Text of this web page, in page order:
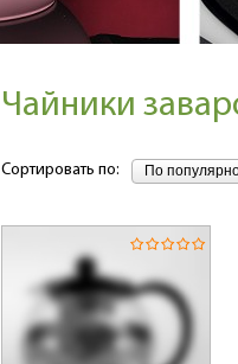
Чайники
Сортировать по: По